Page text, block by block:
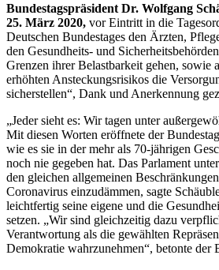
Bundestagspräsident Dr. Wolfgang
25. März 2020, vor Eintritt in die
Deutschen Bundestages den Ärzten,
den Gesundheits- und
Grenzen ihrer Belastbarkeit gehen, sowie
erhöhten Ansteckungsrisikos die
sicherstellen“, Dank und Anerkennung
„Jeder sieht es: Wir tagen unter
Mit diesen Worten eröffnete der
wie es sie in der mehr als 70-jährigen
noch nie gegeben hat. Das Parlament
den gleichen allgemeinen
Coronavirus einzudämmen, sagte
leichtfertig seine eigene und die
setzen. „Wir sind gleichzeitig dazu
Verantwortung als die gewählten
Demokratie wahrzunehmen“, betonte der